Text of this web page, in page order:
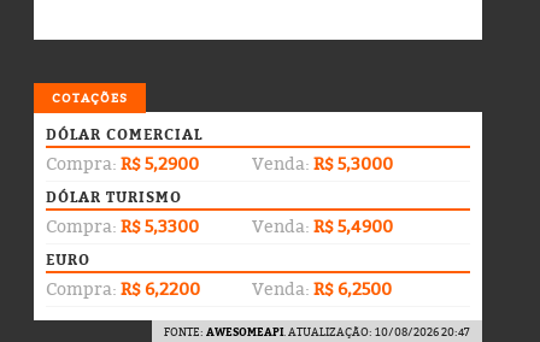
COTAÇÕES
DÓLAR COMERCIAL
Compra: R$ 5,2900 Venda: R$ 5,3000
DÓLAR TURISMO
Compra: R$ 5,3300 Venda: R$ 5,4900
EURO
Compra: R$ 6,2200 Venda: R$ 6,2500
FONTE: AWESOMEAPI. ATUALIZAÇÃO: 10/08/2026 20:47